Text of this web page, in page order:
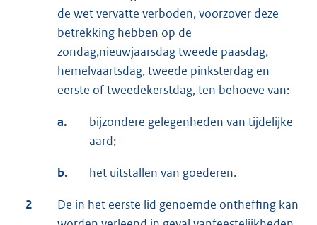
de wet vervatte verboden, voorzover deze
betrekking hebben op de
zondag,nieuwjaarsdag tweede paasdag,
hemelvaartsdag, tweede pinksterdag en
eerste of tweedekerstdag, ten behoeve van:
a.
bijzondere gelegenheden van tijdelijke
aard;
b. het uitstallen van goederen.
2
De in het eerste lid genoemde ontheffing kan